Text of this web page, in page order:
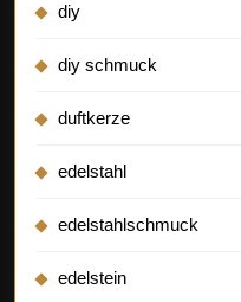
diy
diy schmuck
duftkerze
edelstahl
edelstahlschmuck
edelstein